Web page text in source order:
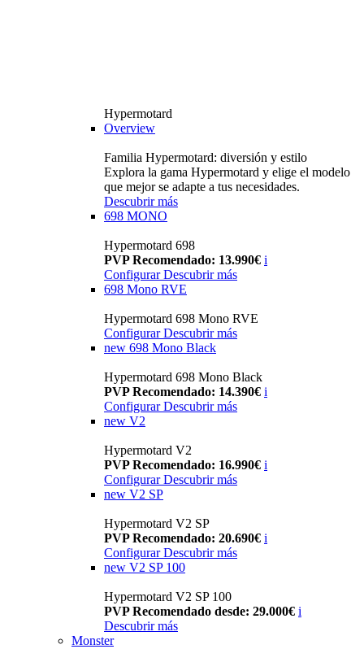
Hypermotard
Overview
Familia Hypermotard: diversión y estilo
Explora la gama Hypermotard y elige el modelo
que mejor se adapte a tus necesidades.
Descubrir más
698 MONO
Hypermotard 698
PVP Recomendado: 13.990€ i
ConfigurarDescubrir más
698 Mono RVE
Hypermotard 698 Mono RVE
Configurar Descubrir más
new 698 Mono Black
Hypermotard 698 Mono Black
PVP Recomendado: 14.390€ i
Configurar Descubrir más
new V2
Hypermotard V2
PVP Recomendado: 16.990€ i
Configurar Descubrir más
new V2 SP
Hypermotard V2 SP
PVP Recomendado: 20.690€ i
Configurar Descubrir más
new V2 SP 100
Hypermotard V2 SP 100
PVP Recomendado desde: 29.000€ i
Descubrir más
Monster